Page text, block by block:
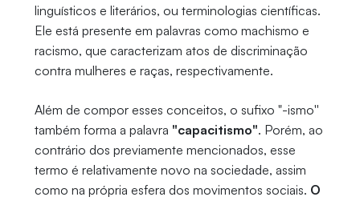
linguísticos e literários, ou terminologias científicas.
Ele está presente em palavras como machismo e
racismo, que caracterizam atos de discriminação
contra mulheres e raças, respectivamente.
Além de compor esses conceitos, o sufixo "-ismo''
também forma a palavra "capacitismo". Porém, ao
contrário dos previamente mencionados, esse
termo é relativamente novo na sociedade, assim
como na própria esfera dos movimentos sociais. O